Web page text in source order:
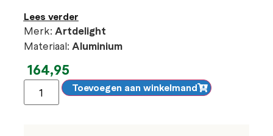
Lees verder
Merk: Artdelight
Materiaal: Aluminium
164,95
Toevoegen aan winkelmand